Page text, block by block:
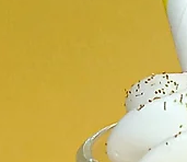
dans les meilleurs
qu’une
vous
Les articles
vérification des
moyen de